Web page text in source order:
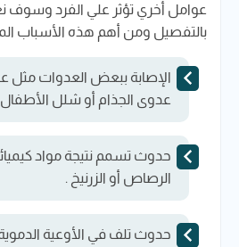
عوامل أخري تؤثر علي الفرد
بالتفصيل ومن أهم هذه الأسباب
الإصابة ببعض العدوات مثل
عدوى الجذام أو شلل الأطفال
حدوث تسمم نتيجة مواد
الرصاص أو الزرنيخ .
حدوث تلف في الأوعية